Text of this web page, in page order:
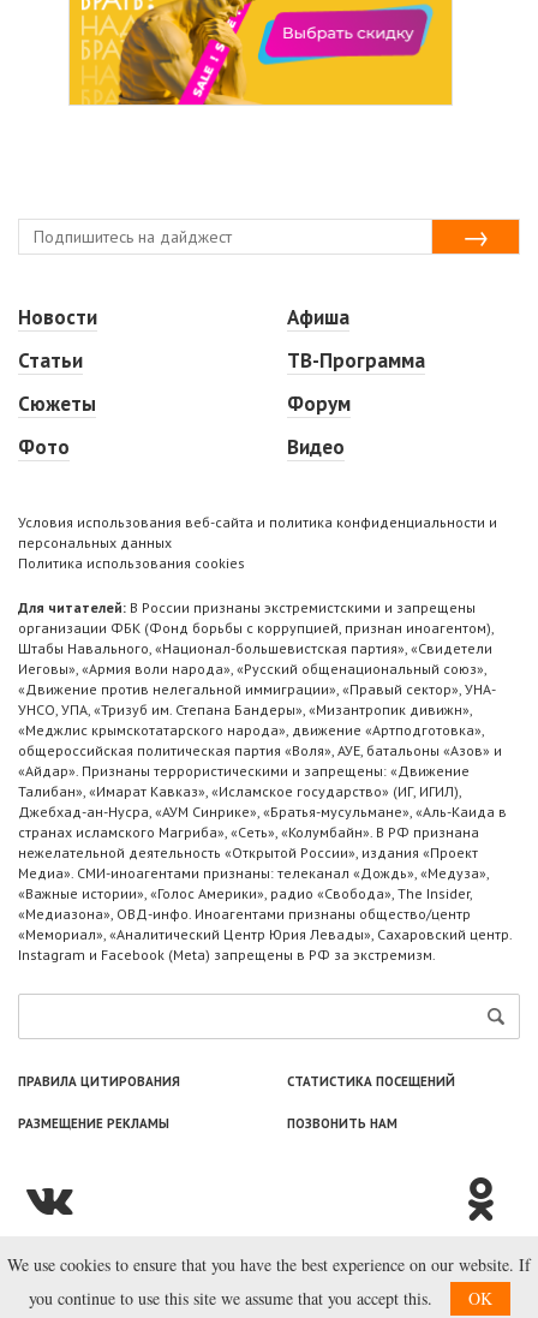
Новости
Статьи
Сюжеты
Фото
Афиша
ТВ-Программа
Форум
Видео
Условия использования веб-сайта и политика конфиденциальности и
персональных данных
Политика использования cookies
Для читателей: В России признаны экстремистскими и запрещены
организации ФБК (Фонд борьбы с коррупцией, признан иноагентом),
Штабы Навального, «Национал-большевистская партия», «Свидетели
Иеговы», «Армия воли народа», «Русский общенациональный союз»,
«Движение против нелегальной иммиграции», «Правый сектор», УНА-
УНСО, УПА, «Тризуб им. Степана Бандеры», «Мизантропик дивижн»,
«Меджлис крымскотатарского народа», движение «Артподготовка»,
общероссийская политическая партия «Воля», АУЕ, батальоны «Азов» и
«Айдар». Признаны террористическими и запрещены: «Движение
Талибан», «Имарат Кавказ», «Исламское государство» (ИГ, ИГИЛ),
Джебхад-ан-Нусра, «АУМ Синрике», «Братья-мусульмане», «Аль-Каида в
странах исламского Магриба», «Сеть», «Колумбайн». В РФ признана
нежелательной деятельность «Открытой России», издания «Проект
Медиа». СМИ-иноагентами признаны: телеканал «Дождь», «Медуза»,
«Важные истории», «Голос Америки», радио «Свобода», The Insider,
«Медиазона», ОВД-инфо. Иноагентами признаны общество/центр
«Мемориал», «Аналитический Центр Юрия Левады», Сахаровский центр.
Instagram и Facebook (Metа) запрещены в РФ за экстремизм.
ПРАВИЛА ЦИТИРОВАНИЯ СТАТИСТИКА ПОСЕЩЕНИЙ
РАЗМЕЩЕНИЕ РЕКЛАМЫ ПОЗВОНИТЬ НАМ
© ООО «Лаборатория Новоcтей», 2003—2026.
We use cookies to ensure that you have the best experience on our website. If
you continue to use this site we assume that you accept this.
OK